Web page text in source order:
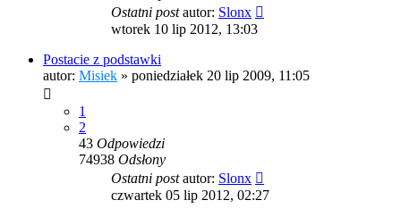
Ostatni postautor: Slonx
wtorek 10 lip 2012, 13:03
Postacie z podstawki
autor: Misiek » poniedziałek 20 lip 2009, 11:05
1
2
43 Odpowiedzi
74938 Odsłony
Ostatni postautor: Slonx
czwartek 05 lip 2012, 02:27